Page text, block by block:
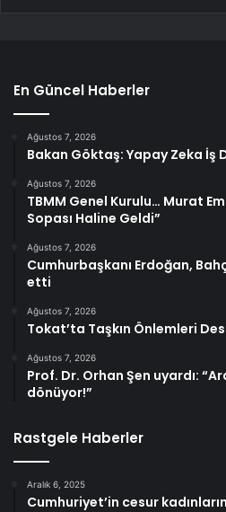
En Güncel Haberler
Ağustos 7, 2026
Bakan Göktaş: Yapay Zeka İş
Ağustos 7, 2026
TBMM Genel Kurulu… Murat
Sopası Haline Geldi”
Ağustos 7, 2026
Cumhurbaşkanı Erdoğan,
etti
Ağustos 7, 2026
Tokat’ta Taşkın Önlemleri
Ağustos 7, 2026
Prof. Dr. Orhan Şen uyardı:
dönüyor!”
Rastgele Haberler
Aralık 6, 2025
Cumhuriyet’in cesur